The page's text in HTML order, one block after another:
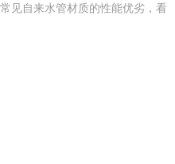
见自来水管材质的性能优劣，看